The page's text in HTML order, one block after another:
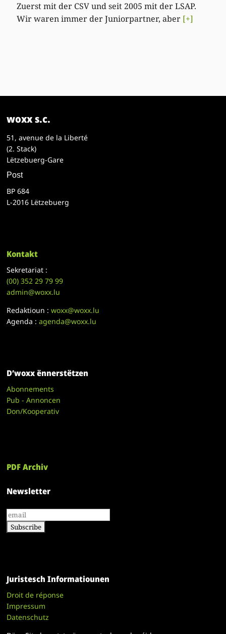
Zuerst mit der CSV und seit 2005 mit der LSAP.
Wir waren immer der Juniorpartner, aber [+]
woxx s.c.
51, avenue de la Liberté
(2. Stack)
Lëtzebuerg-Gare
Post
BP 684
L-2016 Lëtzebuerg
Kontakt
Sekretariat :
(00)352 29 79 99
admin@woxx.lu
Redaktioun :woxx@woxx.lu
Agenda :agenda@woxx.lu
D’woxx ënnerstëtzen
Abonnements
Pub - Annoncen
Don/Kooperativ
PDF Archiv
Newsletter
Juristesch Informatiounen
Droit de réponse
Impressum
Datenschutz